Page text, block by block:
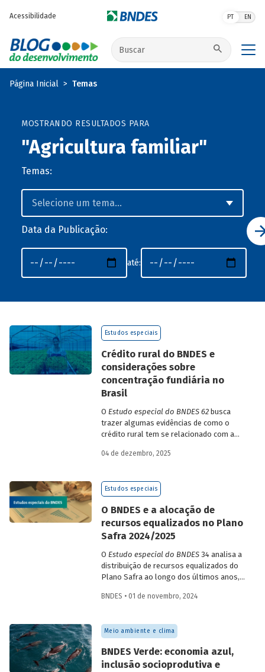
Acessibilidade PT EN
Buscar no site
Página Inicial Temas
MOSTRANDO RESULTADOS PARA
"Agricultura familiar"
Temas:
Data da Publicação:
até:
Estudos especiais
Crédito rural do BNDES e
considerações sobre
concentração fundiária no
Brasil
O Estudo especial do BNDES 62busca
trazer algumas evidências de como o
crédito rural tem se relacionado com a
papel desempenhado pelo BNDES.
04 de dezembro, 2025
Estudos especiais
O BNDES e a alocação de
recursos equalizados no Plano
Safra 2024/2025
O Estudo especial do BNDES34 analisa a
distribuição de recursos equalizados do
Plano Safra ao longo dos últimos anos,
participação do BNDES no repasse
recursos vem ganhando importância nas
estatísticas operacionais do Banco.
BNDES • 01 de novembro, 2024
Meio ambiente e clima
BNDES Verde: economia azul,
inclusão socioprodutiva e